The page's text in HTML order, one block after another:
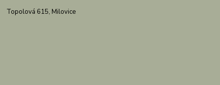
Topolová 615, Milovice